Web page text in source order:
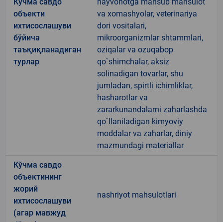
объекти
ихтисослашуви
бўйича
таъқиқланадиган
турлар
va xomashyolar, veterinariya
dori vositalari,
mikroorganizmlar shtammlari,
oziqalar va ozuqabop
qo`shimchalar, aksiz
solinadigan tovarlar, shu
jumladan, spirtli ichimliklar,
hasharotlar va
zararkunandalarni zaharlashda
qo`llaniladigan kimyoviy
moddalar va zaharlar, diniy
mazmundagi materiallar
Кўчма савдо
объектининг
жорий
ихтисослашуви
(агар мавжуд
nashriyot mahsulotlari